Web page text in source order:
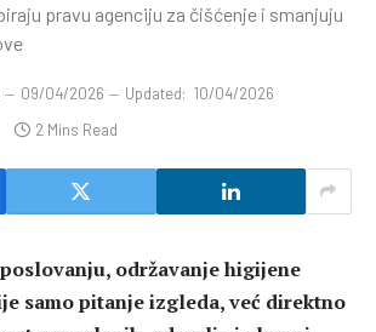
pravu agenciju za čišćenje i smanjuju
09/04/2026 Updated: 10/04/2026
2 Mins Read
održavanje higijene
samo pitanje izgleda, već direktno